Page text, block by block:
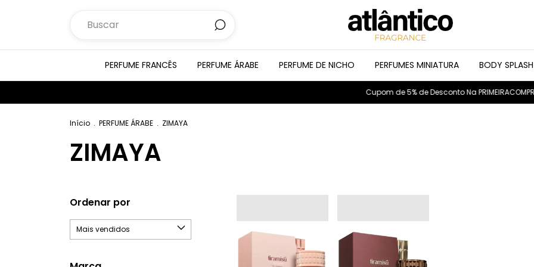
PERFUME FRANCÊS PERFUME ÁRABE PERFUME DE NICHO PERFUMES MINIATURA BODY SPLASH
Cupom de 5% de Desconto Na PRIMEIRACOMPRA
Início . PERFUME ÁRABE . ZIMAYA
ZIMAYA
Ordenar por